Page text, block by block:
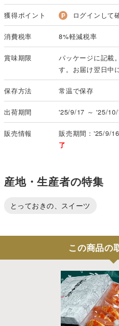
獲得ポイント ログインして
消費税率 8%軽減税率
賞味期限
パッケージに記載
す。お届け翌日中
保存方法 常温で保存
出荷期間 '25/9/17 ～ '25/
販売情報 販売期間：'25/9/
了
産地・生産者の特集
とっておきの、スイーツ
この商品の